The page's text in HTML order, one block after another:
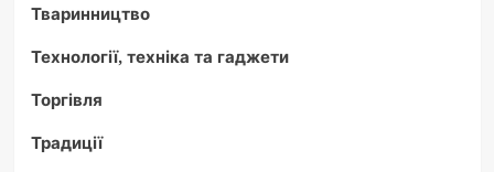
Тваринництво
Технології, техніка та гаджети
Торгівля
Традиції